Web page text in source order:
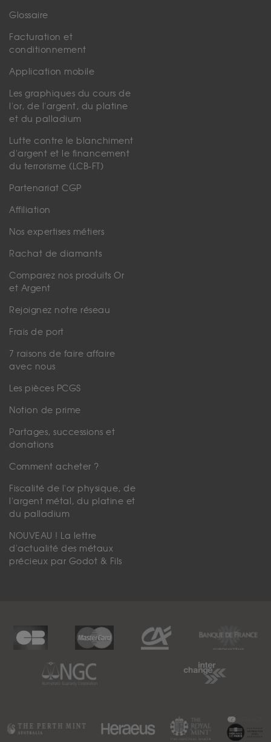
Glossaire
Facturation et
conditionnement
Application mobile
Les graphiques du cours de
l'or, de l'argent, du platine
et du palladium
Lutte contre le blanchiment
d'argent et le financement
du terrorisme (LCB-FT)
Partenariat CGP
Affiliation
Nos expertises métiers
Rachat de diamants
Comparez nos produits Or
et Argent
Rejoignez notre réseau
Frais de port
7 raisons de faire affaire
avec nous
Les pièces PCGS
Notion de prime
Partages, successions et
donations
Comment acheter ?
Fiscalité de l'or physique, de
l'argent métal, du platine et
du palladium
NOUVEAU ! La lettre
d'actualité des métaux
précieux par Godot & Fils